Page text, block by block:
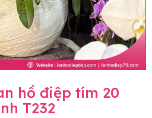
hồ điệp tím 20
T232